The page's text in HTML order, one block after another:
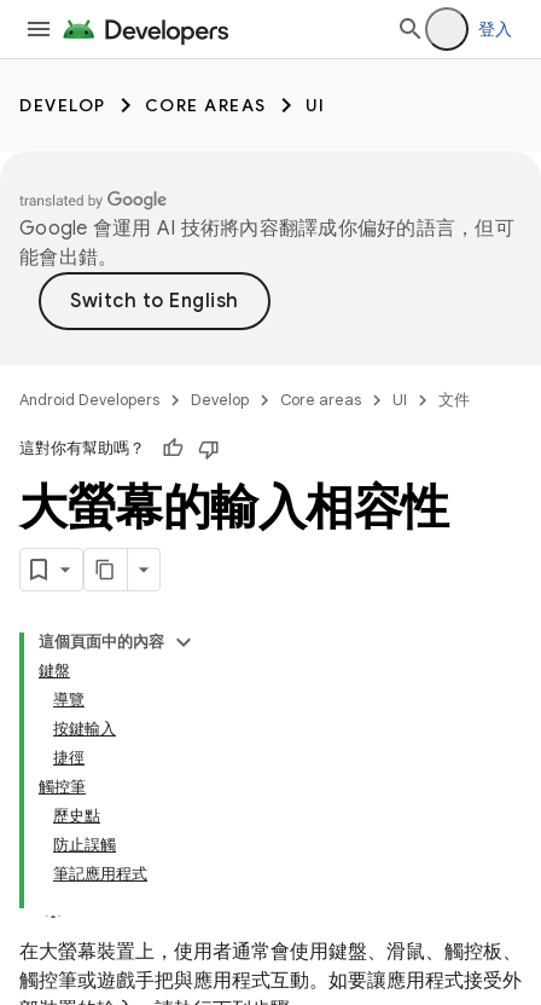
登入
DEVELOP CORE AREAS UI
Google 會運用 AI 技術將內容翻譯成你偏好的語言，但可
能會出錯。
Android Developers Develop Core areas UI 文件
這對你有幫助嗎？
大螢幕的輸入相容性
這個頁面中的內容
鍵盤
導覽
按鍵輸入
捷徑
觸控筆
歷史點
防止誤觸
筆記應用程式
在大螢幕裝置上，使用者通常會使用鍵盤、滑鼠、觸控板、
觸控筆或遊戲手把與應用程式互動。如要讓應用程式接受外